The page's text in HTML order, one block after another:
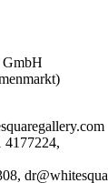
GmbH
4177224,